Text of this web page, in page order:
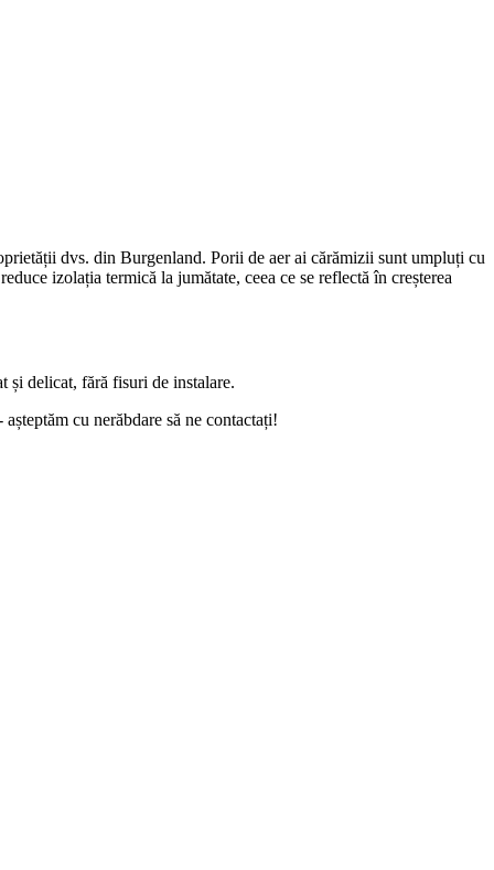
dvs. din Burgenland. Porii de aer ai cărămizii sunt umpluți cu
izolația termică la jumătate, ceea ce se reflectă în creșterea
și delicat, fără fisuri de instalare.
cu nerăbdare să ne contactați!